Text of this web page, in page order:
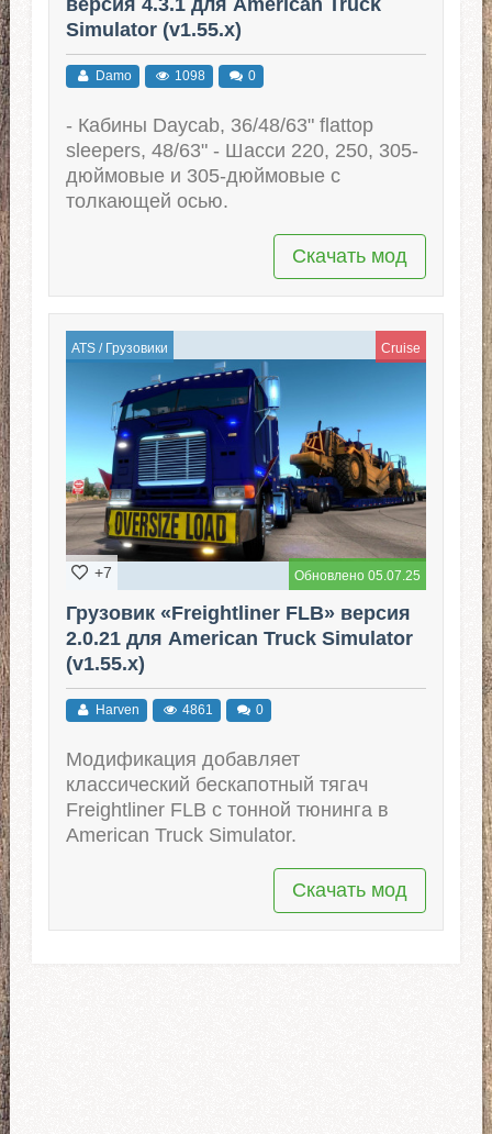
Simulator (v1.55.x)
Damo 1098 0
- Кабины Daycab, 36/48/63" flattop
sleepers, 48/63" - Шасси 220, 250, 305-
дюймовые и 305-дюймовые с
толкающей осью.
Скачать мод
ATS/ Грузовики Cruise
Обновлено 05.07.25
+7
Грузовик «Freightliner FLB» версия
2.0.21 для American Truck Simulator
(v1.55.x)
Harven 4861 0
Модификация добавляет
классический бескапотный тягач
Freightliner FLB с тонной тюнинга в
American Truck Simulator.
Скачать мод